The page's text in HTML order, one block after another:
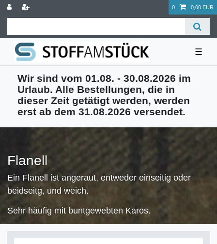
0 0,00 EUR
☰
Wir sind vom 01.08. - 30.08.2026 im
Urlaub. Alle Bestellungen, die in
dieser Zeit getätigt werden, werden
erst ab dem 31.08.2026 versendet.
Flanell
Ein Flanell ist angeraut, entweder einseitig oder
beidseitg, und weich.
Sehr häufig mit buntgewebten Karos.